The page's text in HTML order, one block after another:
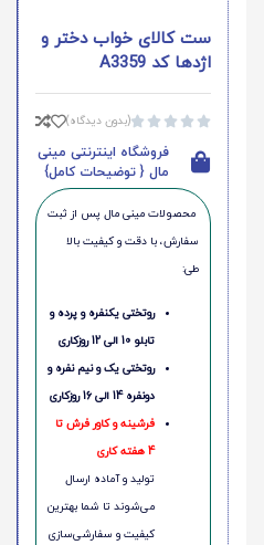
ست کالای خواب دختر و
اژدها کد A3359




(بدون دیدگاه)
فروشگاه اینترنتی مینی
مال { توضیحات کامل}
محصولات مینی‌ مال پس از ثبت
سفارش، با دقت و کیفیت بالا
طی:
روتختی یکنفره و پرده و
تابلو 10 الی 12 روزکاری
روتختی یک و نیم نفره و
دونفره 14 الی 16 روزکاری
فرشینه و کاور فرش تا
4 هفته کاری
تولید و آماده ارسال
می‌شوند تا شما بهترین
کیفیت و سفارشی‌سازی